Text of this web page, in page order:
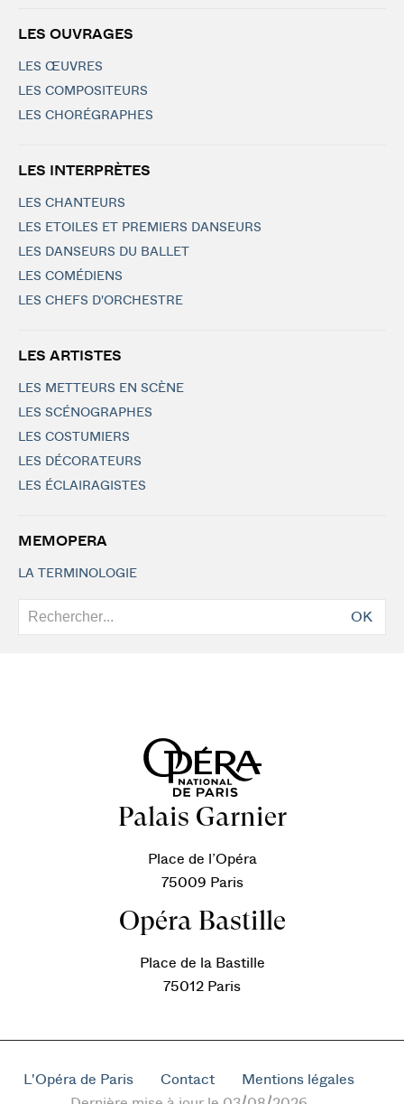
LES OUVRAGES
LES ŒUVRES
LES COMPOSITEURS
LES CHORÉGRAPHES
LES INTERPRÈTES
LES CHANTEURS
LES ETOILES ET PREMIERS DANSEURS
LES DANSEURS DU BALLET
LES COMÉDIENS
LES CHEFS D'ORCHESTRE
LES ARTISTES
LES METTEURS EN SCÈNE
LES SCÉNOGRAPHES
LES COSTUMIERS
LES DÉCORATEURS
LES ÉCLAIRAGISTES
MEMOPERA
LA TERMINOLOGIE
OK
Palais Garnier
Place de l’Opéra
75009 Paris
Opéra Bastille
Place de la Bastille
75012 Paris
L'Opéra de Paris Contact
Mentions légales